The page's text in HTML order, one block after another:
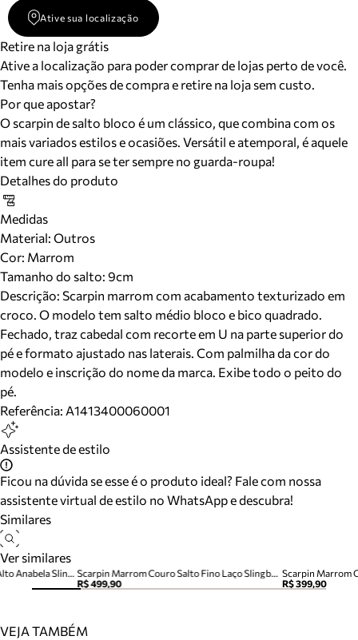
Ative sua localização
Retire na loja grátis
Ative a localização para poder comprar de lojas perto de você.
Tenha mais opções de compra e retire na loja sem custo.
Por que apostar?
O scarpin de salto bloco é um clássico, que combina com os
mais variados estilos e ocasiões. Versátil e atemporal, é aquele
item cure all para se ter sempre no guarda-roupa!
Detalhes do produto
Medidas
Material: Outros
Cor: Marrom
Tamanho do salto: 9cm
Descrição: Scarpin marrom com acabamento texturizado em
croco. O modelo tem salto médio bloco e bico quadrado.
Fechado, traz cabedal com recorte em U na parte superior do
pé e formato ajustado nas laterais. Com palmilha da cor do
modelo e inscrição do nome da marca. Exibe todo o peito do
pé.
Referência: A1413400060001
Assistente de estilo
Ficou na dúvida se esse é o produto ideal? Fale com nossa
assistente virtual de estilo no WhatsApp e descubra!
Similares
Ver similares
Scarpin Marrom Couro Salto Fino Laço Slingback
R$ 499,90
Scarpin Marrom
R$ 399,90
Scarpin Marrom Couro Salto Alto Anabela Slingback
VEJA TAMBÉM